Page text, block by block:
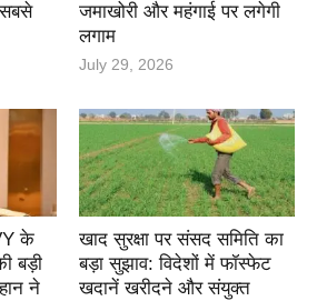
जमाखोरी और महंगाई पर लगेगी
लगाम
July 29, 2026
के
बड़ी
ने
खाद सुरक्षा पर संसद समिति का
बड़ा सुझाव: विदेशों में फॉस्फेट
खदानें खरीदने और संयुक्त